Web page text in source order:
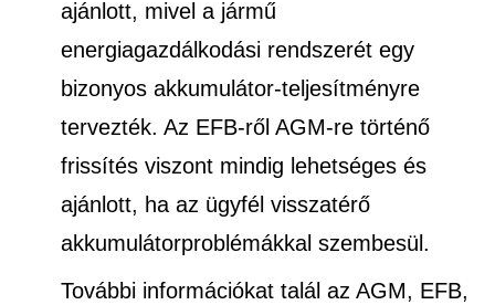
ajánlott, mivel a jármű
energiagazdálkodási rendszerét egy
bizonyos akkumulátor-teljesítményre
tervezték. Az EFB-ről AGM-re történő
frissítés viszont mindig lehetséges és
ajánlott, ha az ügyfél visszatérő
akkumulátorproblémákkal szembesül.
További információkat talál az AGM, EFB,